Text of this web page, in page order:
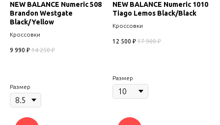
NEW BALANCE Numeric 508
Brandon Westgate
Black/Yellow
Кроссовки
9 990 ₽ 14 250 ₽
Размер
NEW BALANCE Numeric 1010
Tiago Lemos Black/Black
Кроссовки
12 500 ₽ 17 900 ₽
Размер